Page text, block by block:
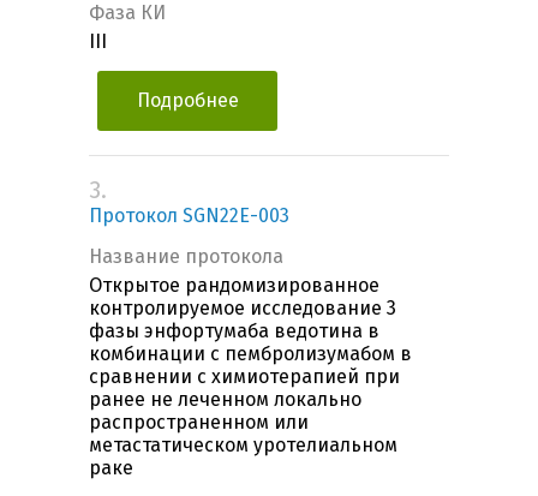
Фаза КИ
Подробнее
3.
Протокол SGN22E-003
Название протокола
Открытое рандомизированное
контролируемое исследование 3
фазы энфортумаба ведотина в
комбинации с пембролизумабом в
сравнении с химиотерапией при
ранее не леченном локально
распространенном или
метастатическом уротелиальном
раке